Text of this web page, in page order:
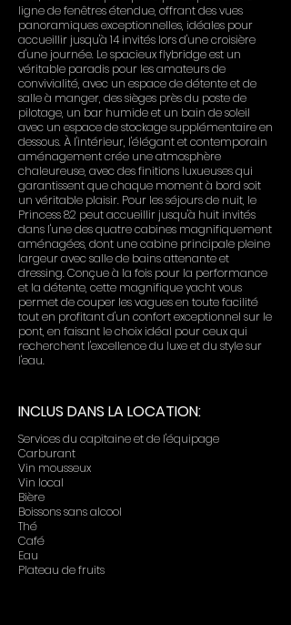
ligne de fenêtres étendue, offrant des vues
panoramiques exceptionnelles, idéales pour
accueillir jusqu'à 14 invités lors d'une croisière
d'une journée. Le spacieux flybridge est un
véritable paradis pour les amateurs de
convivialité, avec un espace de détente et de
salle à manger, des sièges près du poste de
pilotage, un bar humide et un bain de soleil
avec un espace de stockage supplémentaire en
dessous. À l'intérieur, l'élégant et contemporain
aménagement crée une atmosphère
chaleureuse, avec des finitions luxueuses qui
garantissent que chaque moment à bord soit
un véritable plaisir. Pour les séjours de nuit, le
Princess 82 peut accueillir jusqu'à huit invités
dans l'une des quatre cabines magnifiquement
aménagées, dont une cabine principale pleine
largeur avec salle de bains attenante et
dressing. Conçue à la fois pour la performance
et la détente, cette magnifique yacht vous
permet de couper les vagues en toute facilité
tout en profitant d'un confort exceptionnel sur le
pont, en faisant le choix idéal pour ceux qui
recherchent l'excellence du luxe et du style sur
l'eau.
INCLUS DANS LA LOCATION:
Services du capitaine et de l'équipage
Carburant
Vin mousseux
Vin local
Bière
Boissons sans alcool
Thé
Café
Eau
Plateau de fruits